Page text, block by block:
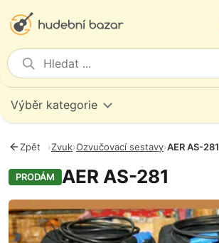
Výběr kategorie
Zpět ›Zvuk›Ozvučovací sestavy›AER AS-281
PRODÁM AER AS-281
Fotografie